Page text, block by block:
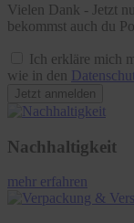
Vielen Dank - Jetzt
bekommst auch du
Ich erkläre mich
wie in den
Jetzt anmelden
Nachhaltigkeit
mehr erfahren